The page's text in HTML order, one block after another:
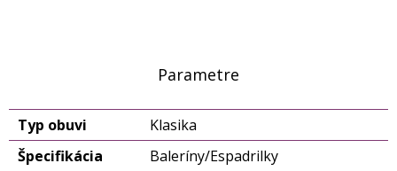
Parametre
Typ obuvi
Klasika
Špecifikácia
Baleríny/Espadrilky